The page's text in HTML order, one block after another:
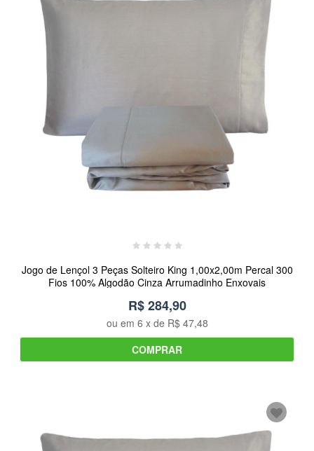
Jogo de Lençol 3 Peças Solteiro King 1,00x2,00m Percal 300
Fios 100% Algodão Cinza Arrumadinho Enxovais
R$ 284,90
ou em 6 x de R$ 47,48
COMPRAR